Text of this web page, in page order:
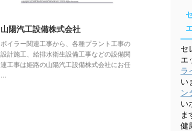
山陽汽工設備株式会社
ボイラー関連工事から、各種プラント工事の
設計施工、給排水衛生設備工事などの設備関
連工事は姫路の山陽汽工設備株式会社にお任
...
セ
エ
ラ
い
ン
い
ま
健